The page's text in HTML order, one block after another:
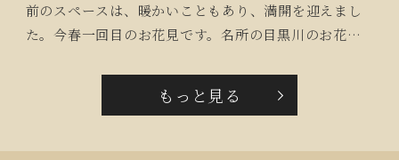
前のスペースは、暖かいこともあり、満開を迎えまし
た。今春一回目のお花見です。名所の目黒川のお花見
もっと見る